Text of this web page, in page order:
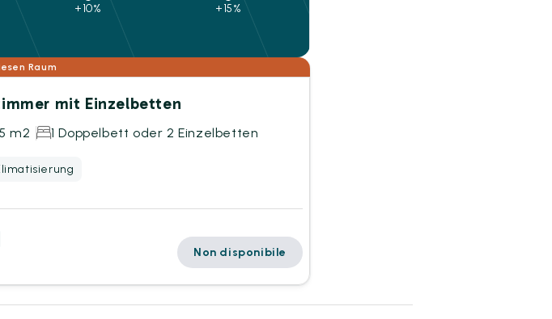
+10%
+15%
Raum
mit Einzelbetten
m2 1 Doppelbett oder 2 Einzelbetten
Non disponibile